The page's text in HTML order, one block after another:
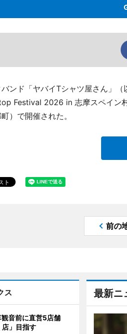
バンド「ヤバイTシャツ屋さん」
Festival 2026 in 志摩スペイン
）で開催された。
前の
最新ニ
ス
音前に直営5店舗
」目指す